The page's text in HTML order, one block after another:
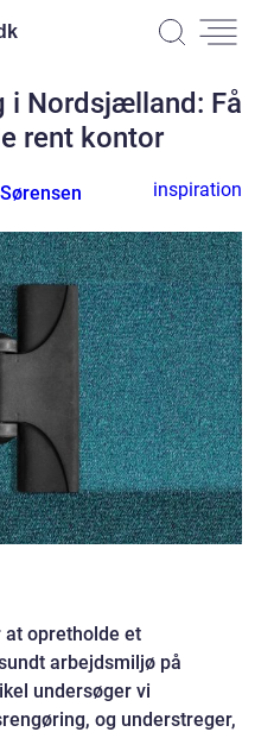
i Nordsjælland: Få
rent kontor
inspiration
at opretholde et
arbejdsmiljø på
undersøger vi
og understreger,